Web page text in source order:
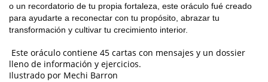
o un recordatorio de tu propia fortaleza, este oráculo fué creado
para ayudarte a reconectar con tu propósito, abrazar tu
transformación y cultivar tu crecimiento interior.
Este oráculo contiene 45 cartas con mensajes y un dossier
lleno de información y ejercicios.
Ilustrado por Mechi Barron